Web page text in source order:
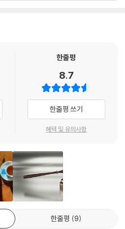
서 가장 영향력 있는 100인’으로 선정되
라는 제목으로 표지를 장식하
SAC 캐피털의 내부자거래 혐의로 창
티브 코헨과 벌였던 치열한 법정 다툼 또
는 집요한 수사 끝에 SAC캐피털이 20여
수익률 행진은 결국 내부자거래라는 추
벌금을 내고 운용하던 펀드 전체를 해산
드라마 같았던 프릿 바라라와 스티브 코
라는 제목의 드라마로 실제 제작돼 미국
릭스를 통해 국내에서도 방영되고 있다.
을 포함한 4개 대형은행의 위법
연방검사 중 가장 강골로 평가받아왔으
한줄평
8.7
한줄평 쓰기
혜택 및 유의사항
한줄평 9